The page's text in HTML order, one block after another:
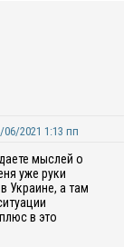
06/2021 1:13 пп
мыслей о
уже руки
Украине, а там
в это